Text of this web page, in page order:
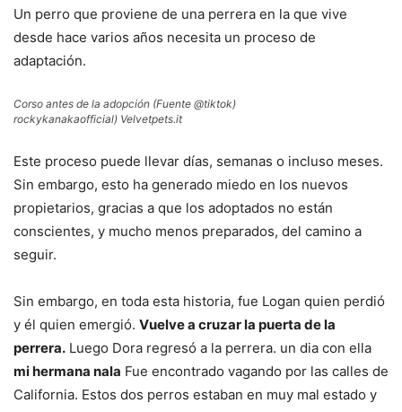
Un perro que proviene de una perrera en la que vive
desde hace varios años necesita un proceso de
adaptación.
Corso antes de la adopción (Fuente @tiktok)
rockykanakaofficial) Velvetpets.it
Este proceso puede llevar días, semanas o incluso meses.
Sin embargo, esto ha generado miedo en los nuevos
propietarios, gracias a que los adoptados no están
conscientes, y mucho menos preparados, del camino a
seguir.
Sin embargo, en toda esta historia, fue Logan quien perdió
y él quien emergió. Vuelve a cruzar la puerta de la
perrera. Luego Dora regresó a la perrera. un dia con ella
mi hermana nala Fue encontrado vagando por las calles de
California. Estos dos perros estaban en muy mal estado y